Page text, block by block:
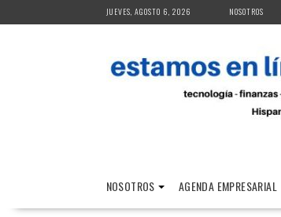
to
JUEVES, AGOSTO 6, 2026 NOSOTROS
NOSOTROS AGENDA EMPRESARIAL